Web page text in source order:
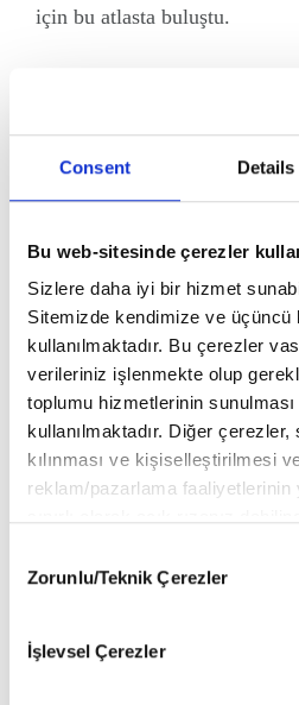
Consent Details
Bu web-sitesinde çerezler
Sizlere daha iyi bir hizmet
Sitemizde kendimize ve
kullanılmaktadır. Bu çerezler
verileriniz işlenmekte olup
toplumu hizmetlerinin sunulması
kullanılmaktadır. Diğer
kılınması ve kişiselleştirilmesi
reklam/pazarlama faaliyetlerinin
vasıtasıyla belirleyebilirsiniz.
6698 sayılı Kişisel Verilerin
Selection
Zorunlu/Teknik Çerezler
İşlevsel Çerezler
için bu atlasta buluştu.
Genel Yayın Yönetmeni:
H.
Yayın Editörü:Gülnar
Resimleyen:Ferit Avcı
Grafik Tasarımı:Ayşenur
Birinci Baskı:Kasım 2024
Sayfa Sayısı:96
Kitap Boyutları:21 x 29,7
ISBN No:978-625-8292-42-8